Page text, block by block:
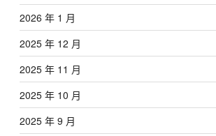
2026 年 1 月
2025 年 12 月
2025 年 11 月
2025 年 10 月
2025 年 9 月